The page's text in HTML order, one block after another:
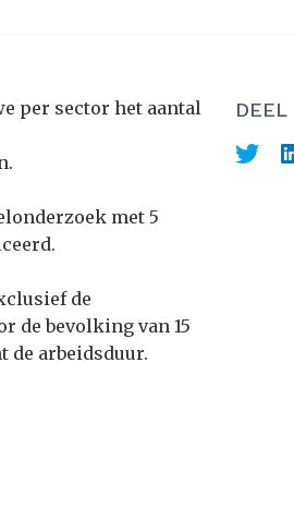
per sector het aantal
met 5
de
de bevolking van 15
de arbeidsduur.
DEEL